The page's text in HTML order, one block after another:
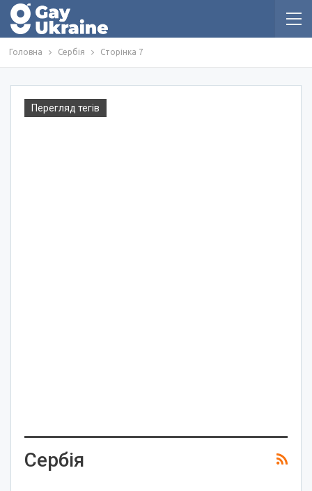
Головна Сербія Сторінка 7
Перегляд тегів
Сербія